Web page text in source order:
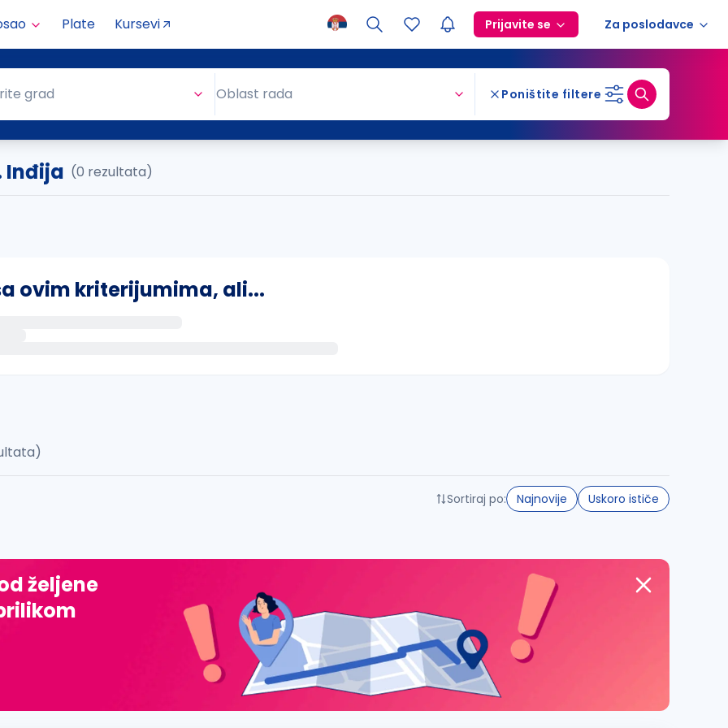
Plate Kursevi Prijavite se Za poslodavce
grad Oblast rada Poništite filtere
Inđija (0 rezultata)
ovim kriterijumima, ali...
đ, ž, dž)
Sortiraj po: Najnovije Uskoro ističe
željene